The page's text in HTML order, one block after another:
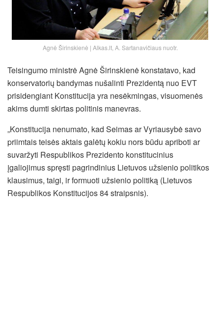
Agnė Širinskienė | Alkas.lt, A. Sartanavičiaus nuotr.
Teisingumo ministrė Agnė Širinskienė konstatavo, kad
konservatorių bandymas nušalinti Prezidentą nuo EVT
prisidengiant Konstitucija yra nesėkmingas, visuomenės
akims dumti skirtas politinis manevras.
„Konstitucija nenumato, kad Seimas ar Vyriausybė savo
priimtais teisės aktais galėtų kokiu nors būdu apriboti ar
suvaržyti Respublikos Prezidento konstitucinius
įgaliojimus spręsti pagrindinius Lietuvos užsienio politikos
klausimus, taigi, ir formuoti užsienio politiką (Lietuvos
Respublikos Konstitucijos 84 straipsnis).